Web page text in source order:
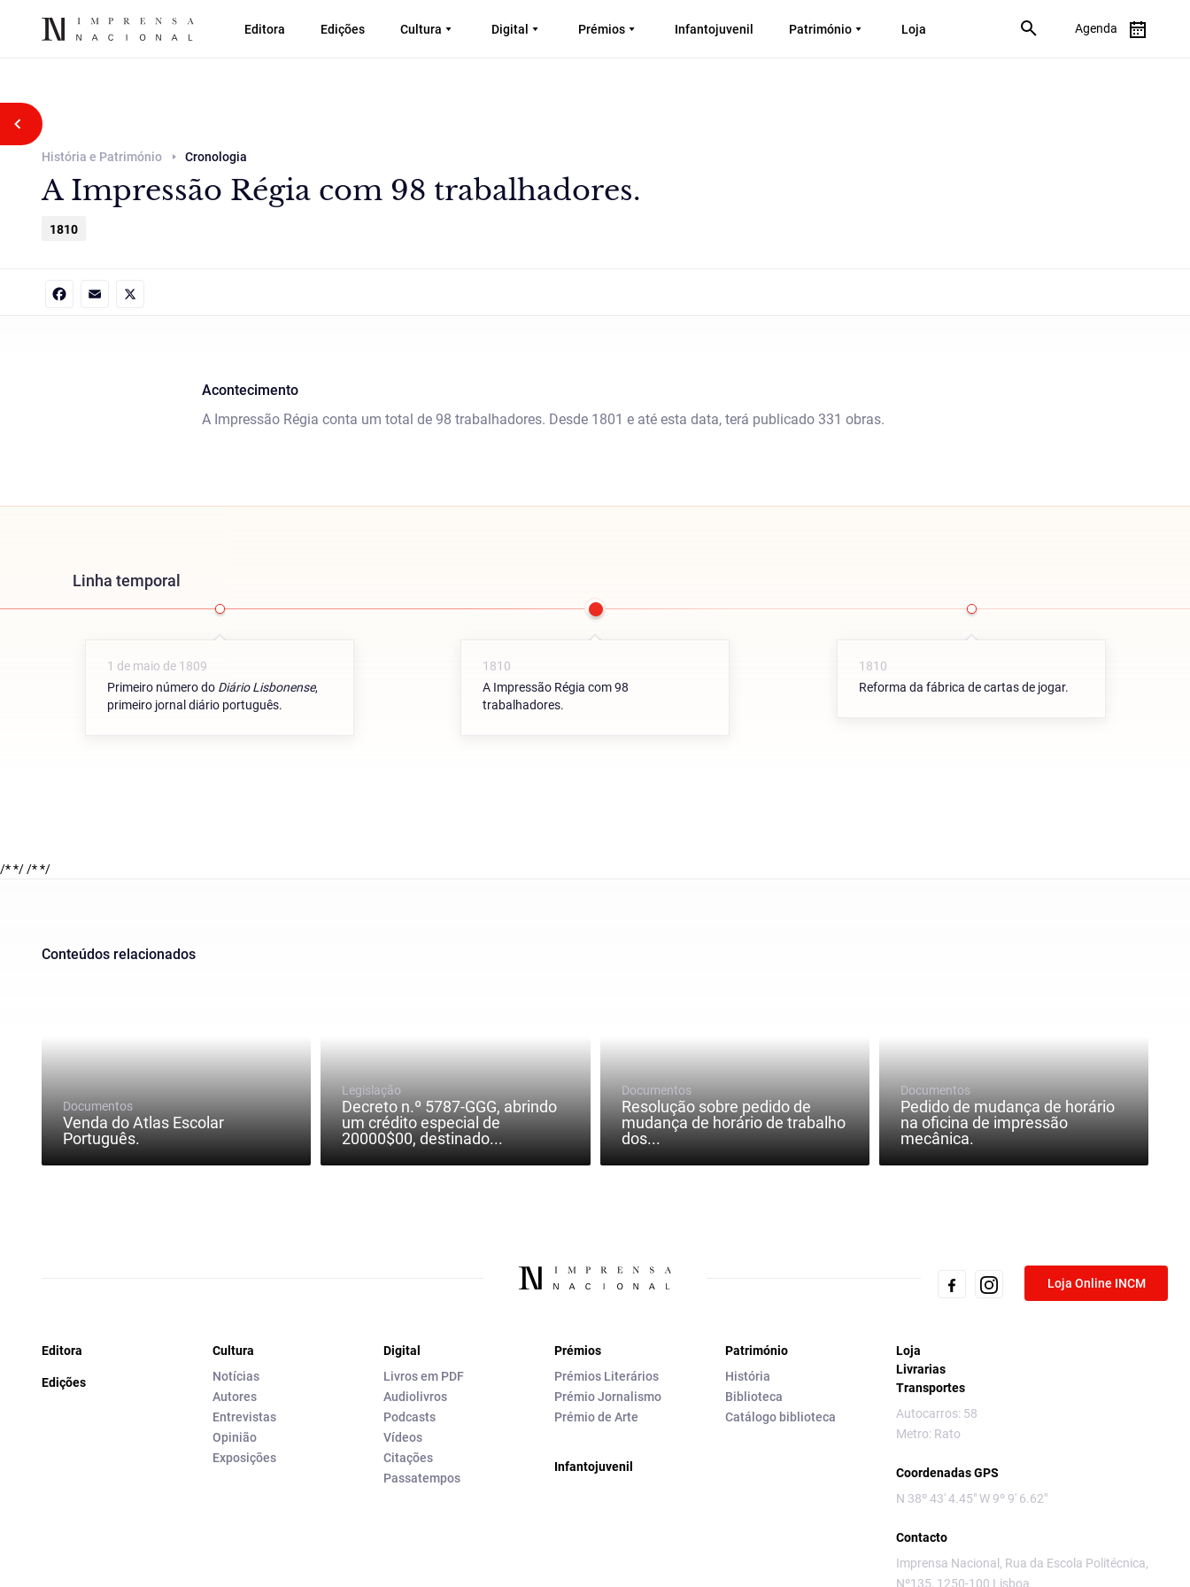
Editora Edições Cultura Digital Prémios Infantojuvenil Património Loja Agenda
Voltar atrás
História e Património Cronologia
A Impressão Régia com 98 trabalhadores.
1810
Acontecimento
A Impressão Régia conta um total de 98 trabalhadores. Desde 1801 e até esta data, terá publicado 331 obras.
Linha temporal
1 de maio de 1809
Primeiro número do Diário Lisbonense,
primeiro jornal diário português.
1810
A Impressão Régia com 98
trabalhadores.
1810
Reforma da fábrica de cartas de jogar.
/* *//* */
Conteúdos relacionados
Documentos
Venda do Atlas Escolar
Português.
Legislação
Decreto n.º 5787-GGG, abrindo
um crédito especial de
20000$00, destinado...
Documentos
Resolução sobre pedido de
mudança de horário de trabalho
dos...
Documentos
Pedido de mudança de horário
na oficina de impressão
mecânica.
Loja Online INCM
Editora
Edições
Cultura
Notícias
Autores
Entrevistas
Opinião
Exposições
Digital
Livros em PDF
Audiolivros
Podcasts
Vídeos
Citações
Passatempos
Prémios
Prémios Literários
Prémio Jornalismo
Prémio de Arte
Infantojuvenil
Património
História
Biblioteca
Catálogo biblioteca
Loja
Livrarias
Transportes
Autocarros: 58
Metro: Rato
Coordenadas GPS
N 38º 43' 4.45" W 9º 9' 6.62"
Contacto
Imprensa Nacional, Rua da Escola Politécnica,
Nº135, 1250-100 Lisboa